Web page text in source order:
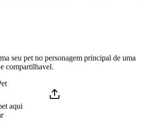
seu pet no personagem principal de uma
compartilhavel.
aqui